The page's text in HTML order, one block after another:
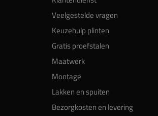
Veelgestelde vragen
Keuzehulp plinten
Gratis proefstalen
Maatwerk
Montage
Lakken en spuiten
Bezorgkosten en levering